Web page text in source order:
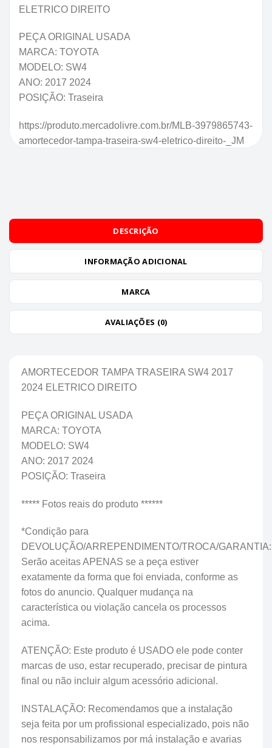
ELETRICO DIREITO
PEÇA ORIGINAL USADA
MARCA: TOYOTA
MODELO: SW4
ANO: 2017 2024
POSIÇÃO: Traseira
https://produto.mercadolivre.com.br/MLB-3979865743-
amortecedor-tampa-traseira-sw4-eletrico-direito-_JM
DESCRIÇÃO
INFORMAÇÃO ADICIONAL
MARCA
AVALIAÇÕES (0)
AMORTECEDOR TAMPA TRASEIRA SW4 2017
2024 ELETRICO DIREITO
PEÇA ORIGINAL USADA
MARCA: TOYOTA
MODELO: SW4
ANO: 2017 2024
POSIÇÃO: Traseira
***** Fotos reais do produto ******
*Condição para
DEVOLUÇÃO/ARREPENDIMENTO/TROCA/GARANTIA:
Serão aceitas APENAS se a peça estiver
exatamente da forma que foi enviada, conforme as
fotos do anuncio. Qualquer mudança na
característica ou violação cancela os processos
acima.
ATENÇÃO: Este produto é USADO ele pode conter
marcas de uso, estar recuperado, precisar de pintura
final ou não incluir algum acessório adicional.
INSTALAÇÃO: Recomendamos que a instalação
seja feita por um profissional especializado, pois não
nos responsabilizamos por má instalação e avarias